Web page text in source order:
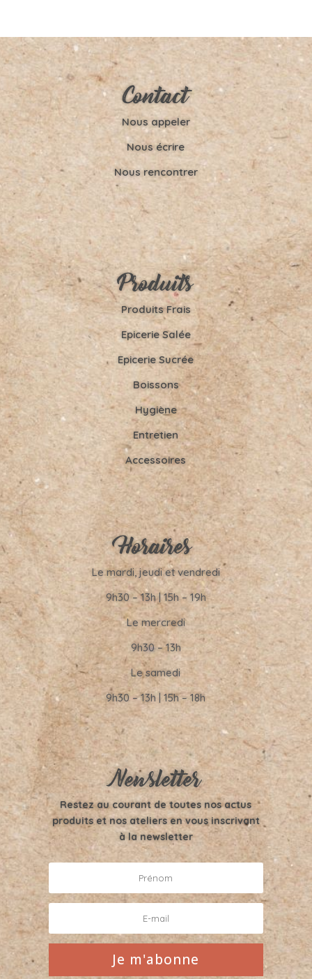
Contact
Nous appeler
Nous écrire
Nous rencontrer
Produits
Produits Frais
Epicerie Salée
Epicerie Sucrée
Boissons
Hygiène
Entretien
Accessoires
Horaires
Le mardi, jeudi et vendredi
9h30 – 13h | 15h – 19h
Le mercredi
9h30 – 13h
Le samedi
9h30 – 13h | 15h – 18h
Newsletter
Restez au courant de toutes nos actus
produits et nos ateliers en vous inscrivant
à la newsletter
Je m'abonne